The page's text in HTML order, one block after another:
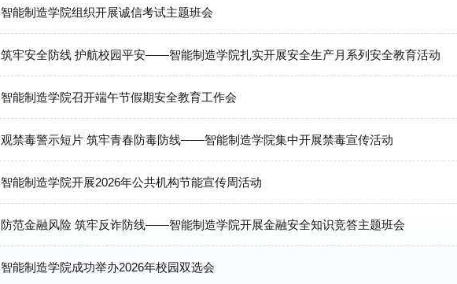
智能制造学院组织开展诚信考试主题班会
筑牢安全防线 护航校园平安——智能制造学院扎实开展安全生产月系列安全教育活动
智能制造学院召开端午节假期安全教育工作会
观禁毒警示短片 筑牢青春防毒防线——智能制造学院集中开展禁毒宣传活动
智能制造学院开展2026年公共机构节能宣传周活动
防范金融风险 筑牢反诈防线——智能制造学院开展金融安全知识竞答主题班会
智能制造学院成功举办2026年校园双选会